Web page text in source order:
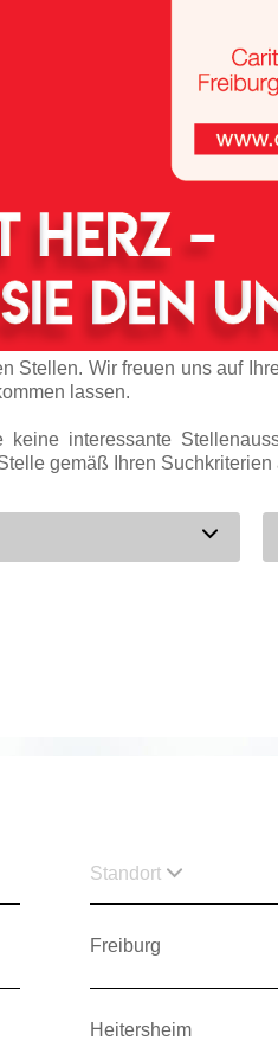
Stellen. Wir freuen uns auf
lassen.
keine interessante
gemäß Ihren Suchkriterien
Standort
Freiburg
Heitersheim